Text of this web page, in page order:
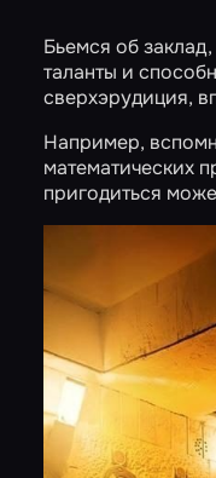
Бьемся об
таланты и
сверхэрудиция,
Например,
математических
пригодиться